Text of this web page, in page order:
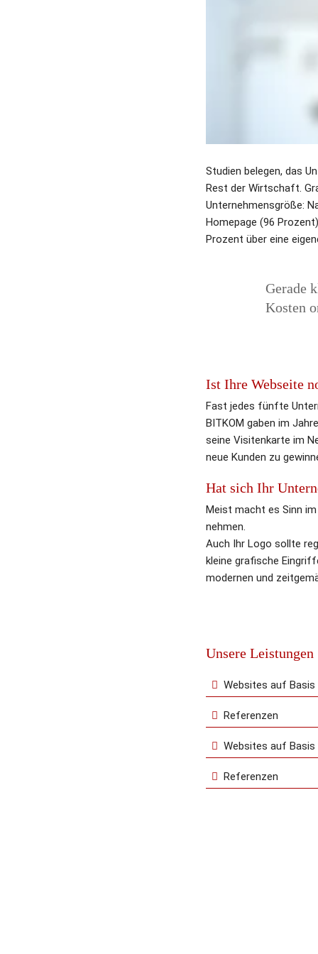
Studien belegen, das
Rest der Wirtschaft.
Unternehmensgröße:
Homepage (96
Prozent über eine
Gerade
Kosten
Ist Ihre Webseite
Fast jedes fünfte
BITKOM gaben im
seine Visitenkarte im
neue Kunden zu
Hat sich Ihr
Meist macht es Sinn
nehmen.
Auch Ihr Logo sollte
kleine grafische
modernen und
Unsere Leistungen
Websites auf
Referenzen
Websites auf
Referenzen